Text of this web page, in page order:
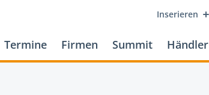
Inserieren
Termine Firmen Summit